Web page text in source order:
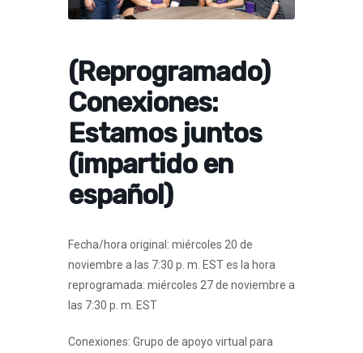
(Reprogramado)
Conexiones:
Estamos juntos
(impartido en
español)
Fecha/hora original: miércoles 20 de
noviembre a las 7:30 p. m. EST es la hora
reprogramada: miércoles 27 de noviembre a
las 7:30 p. m. EST
Conexiones: Grupo de apoyo virtual para